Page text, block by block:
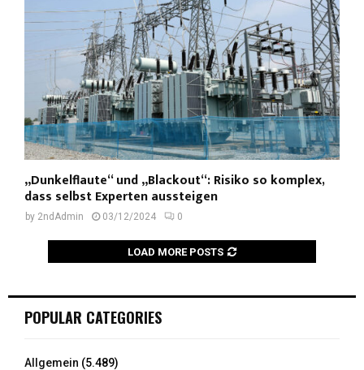
„Dunkelflaute“ und „Blackout“: Risiko so komplex,
dass selbst Experten aussteigen
by 2ndAdmin 03/12/2024 0
LOAD MORE POSTS
POPULAR CATEGORIES
Allgemein (5.489)